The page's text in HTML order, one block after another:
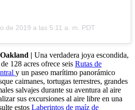
de 2019 a las 5:11 a. m. PDT
| Una verdadera joya escondida,
128 acres ofrece seis Rutas de
y un paseo marítimo panorámico
caimanes, tortugas terrestres, grandes
salvajes durante su aventura al aire
sus excursiones al aire libre en una
estos Laberintos de maíz de